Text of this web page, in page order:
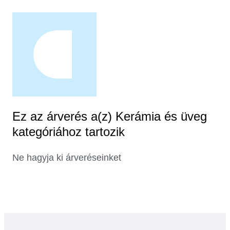
Ez az árverés a(z) Kerámia és üveg
kategóriához tartozik
Ne hagyja ki árveréseinket